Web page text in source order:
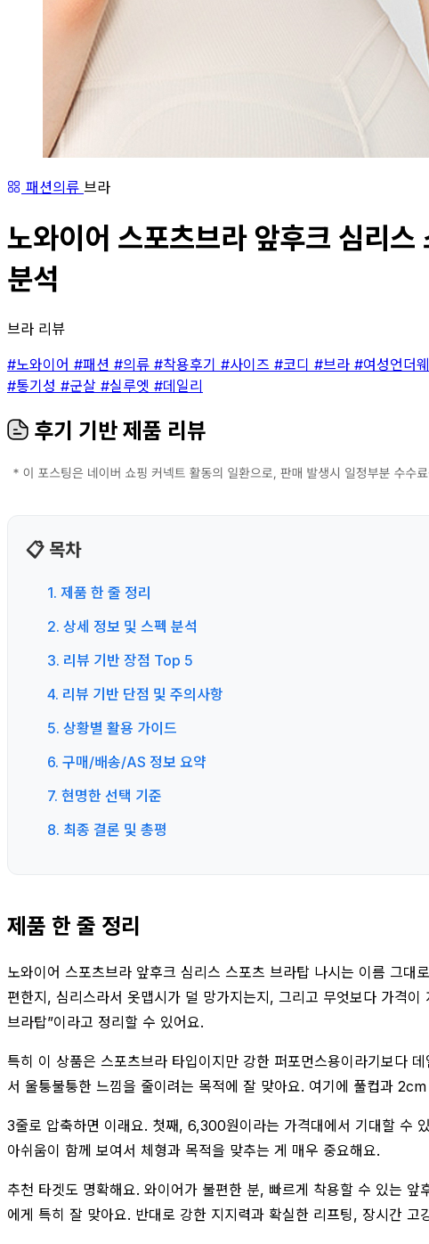
패션의류 브라
노와이어 스포츠브라 앞후크 심리
분석
브라 리뷰
#노와이어 #패션 #의류 #착용후기 #사이즈 #코디 #브라 #여성언더
#통기성 #군살 #실루엣 #데일리
후기 기반 제품 리뷰
📋 목차
1. 제품 한 줄 정리
2. 상세 정보 및 스펙 분석
3. 리뷰 기반 장점 Top 5
4. 리뷰 기반 단점 및 주의사항
5. 상황별 활용 가이드
6. 구매/배송/AS 정보 요약
7. 현명한 선택 기준
8. 최종 결론 및 총평
제품 한 줄 정리
노와이어 스포츠브라 앞후크 심리스 스포츠 브라탑 나시는 이름 그대
편한지, 심리스라서 옷맵시가 덜 망가지는지, 그리고 무엇보다 가격
브라탑”이라고 정리할 수 있어요.
특히 이 상품은 스포츠브라 타입이지만 강한 퍼포먼스용이라기보다
서 울퉁불퉁한 느낌을 줄이려는 목적에 잘 맞아요. 여기에 풀컵과
3줄로 압축하면 이래요. 첫째, 6,300원이라는 가격대에서 기대할 수
아쉬움이 함께 보여서 체형과 목적을 맞추는 게 매우 중요해요.
추천 타겟도 명확해요. 와이어가 불편한 분, 빠르게 착용할 수 있는
에게 특히 잘 맞아요. 반대로 강한 지지력과 확실한 리프팅, 장시간